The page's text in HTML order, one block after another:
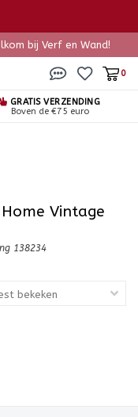
bij Verf en Wand!
0
GRATIS VERZENDING
Boven de €75 euro
Vintage
138234